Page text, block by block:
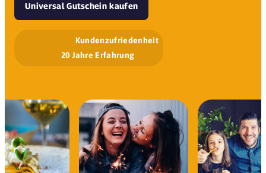
Universal Gutschein kaufen
Kundenzufriedenheit
20 Jahre Erfahrung